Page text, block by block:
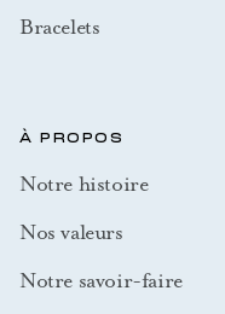
Bracelets
À PROPOS
Notre histoire
Nos valeurs
Notre savoir-faire